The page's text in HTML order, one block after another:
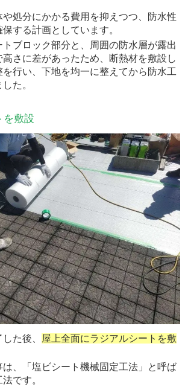
や処分にかかる費用を抑えつつ、防水性
する計画としています。
トブロック部分と、周囲の防水層が露出
高さに差があったため、断熱材を敷設し
行い、下地を均一に整えてから防水工
た。
を敷設
た後、
屋上全面にラジアルシートを敷
、「塩ビシート機械固定工法」と呼ば
です。